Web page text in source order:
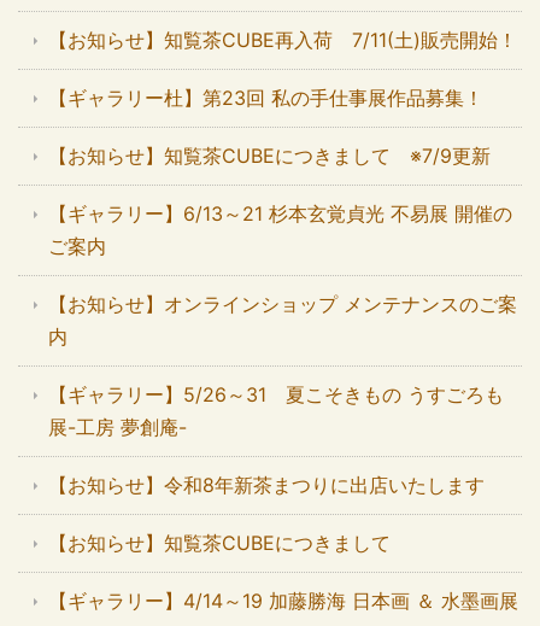
【お知らせ】知覧茶CUBE再入荷 7/11(土)販売開始！
【ギャラリー杜】第23回 私の手仕事展作品募集！
【お知らせ】知覧茶CUBEにつきまして ※7/9更新
【ギャラリー】6/13～21 杉本玄覚貞光 不易展 開催の
ご案内
【お知らせ】オンラインショップ メンテナンスのご案
内
【ギャラリー】5/26～31 夏こそきもの うすごろも
展-工房 夢創庵-
【お知らせ】令和8年新茶まつりに出店いたします
【お知らせ】知覧茶CUBEにつきまして
【ギャラリー】4/14～19 加藤勝海 日本画 ＆ 水墨画展